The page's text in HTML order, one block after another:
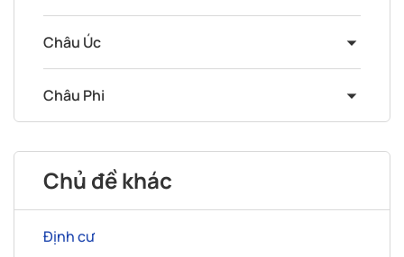
Châu Úc
Châu Phi
Chủ đề khác
Định cư